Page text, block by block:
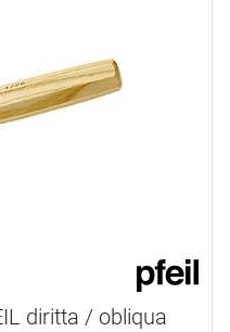
diritta / obliqua